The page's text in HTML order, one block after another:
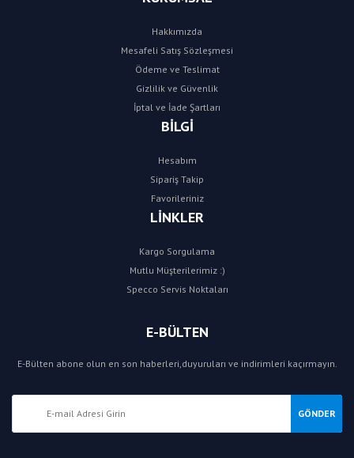
Hakkımızda
Mesafeli Satış Sözleşmesi
Ödeme ve Teslimat
Gizlilik ve Güvenlik
İptal ve İade Şartları
BİLGİ
Hesabım
Sipariş Takip
Favorileriniz
LİNKLER
Kargo Sorgulama
Mutlu Müşterilerimiz :)
Specco Servis Noktaları
E-BÜLTEN
E-Bülten abone olun en son haberleri,duyuruları ve indirimleri kaçırmayın.
GÖNDER